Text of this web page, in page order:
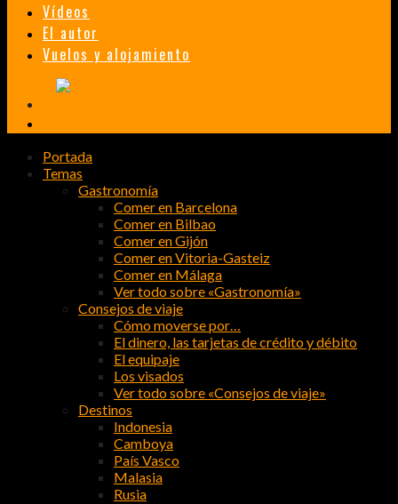
Vídeos
El autor
Vuelos y alojamiento
Portada
Temas
Gastronomía
Comer en Barcelona
Comer en Bilbao
Comer en Gijón
Comer en Vitoria-Gasteiz
Comer en Málaga
Ver todo sobre «Gastronomía»
Consejos de viaje
Cómo moverse por…
El dinero, las tarjetas de crédito y débito
El equipaje
Los visados
Ver todo sobre «Consejos de viaje»
Destinos
Indonesia
Camboya
País Vasco
Malasia
Rusia